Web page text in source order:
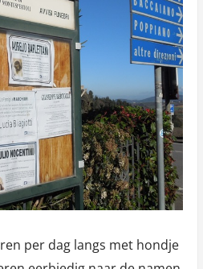
per dag langs met hondje